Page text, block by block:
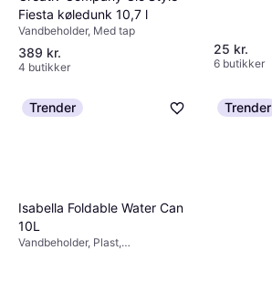
Fiesta køledunk 10,7 l
Vandbeholder, Med tap
389 kr.
4 butikker
25 kr.
6 butikker
Trender
Isabella Foldable Water Can
10L
Vandbeholder, Plast,
Trender